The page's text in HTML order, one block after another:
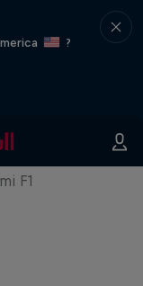
?
Trips
F1